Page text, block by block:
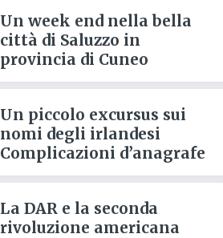
Un week end nella bella
città di Saluzzo in
provincia di Cuneo
Un piccolo excursus sui
nomi degli irlandesi
Complicazioni d’anagrafe
La DAR e la seconda
rivoluzione americana